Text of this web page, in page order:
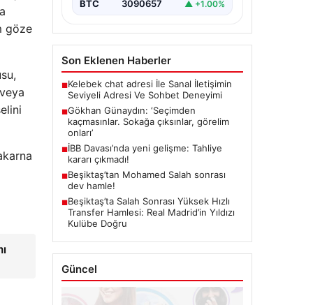
göze
BTC 3090657 ▲ +1.00%
Son Eklenen Haberler
■Kelebek chat adresi İle Sanal İletişimin
Seviyeli Adresi Ve Sohbet Deneyimi
■Gökhan Günaydın: ‘Seçimden
kaçmasınlar. Sokağa çıksınlar, görelim
onları’
■İBB Davası’nda yeni gelişme: Tahliye
kararı çıkmadı!
■Beşiktaş’tan Mohamed Salah sonrası
dev hamle!
■Beşiktaş’ta Salah Sonrası Yüksek Hızlı
Transfer Hamlesi: Real Madrid’in Yıldızı
Kulübe Doğru
Güncel